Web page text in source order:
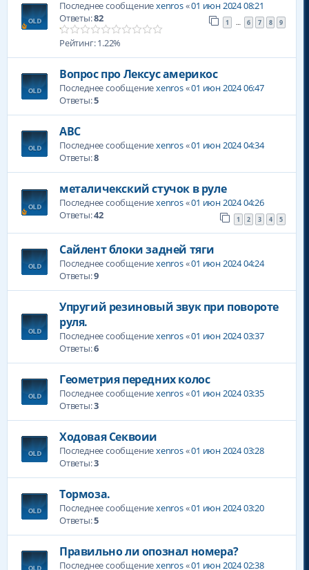
Последнее сообщениеxenros«01 июн 2024 08:21
Ответы:82 1 … 6 7 8 9
Рейтинг: 1.22%
Вопрос про Лексус америкос
Последнее сообщениеxenros«01 июн 2024 06:47
Ответы:5
АВС
Последнее сообщениеxenros«01 июн 2024 04:34
Ответы:8
металичекский стучок в руле
Последнее сообщениеxenros«01 июн 2024 04:26
Ответы:42 1 2 3 4 5
Сайлент блоки задней тяги
Последнее сообщениеxenros«01 июн 2024 04:24
Ответы:9
Упругий резиновый звук при повороте
руля.
Последнее сообщениеxenros«01 июн 2024 03:37
Ответы:6
Геометрия передних колос
Последнее сообщениеxenros«01 июн 2024 03:35
Ответы:3
Ходовая Секвоии
Последнее сообщениеxenros«01 июн 2024 03:28
Ответы:3
Тормоза.
Последнее сообщениеxenros«01 июн 2024 03:20
Ответы:5
Правильно ли опознал номера?
Последнее сообщениеxenros«01 июн 2024 02:38